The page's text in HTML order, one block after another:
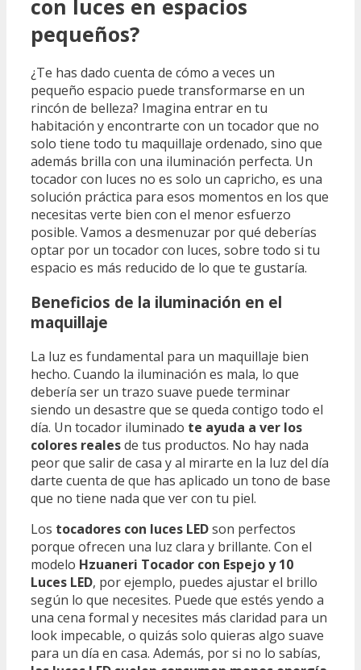
con luces en espacios
pequeños?
¿Te has dado cuenta de cómo a veces un
pequeño espacio puede transformarse en un
rincón de belleza? Imagina entrar en tu
habitación y encontrarte con un tocador que no
solo tiene todo tu maquillaje ordenado, sino que
además brilla con una iluminación perfecta. Un
tocador con luces no es solo un capricho, es una
solución práctica para esos momentos en los que
necesitas verte bien con el menor esfuerzo
posible. Vamos a desmenuzar por qué deberías
optar por un tocador con luces, sobre todo si tu
espacio es más reducido de lo que te gustaría.
Beneficios de la iluminación en el
maquillaje
La luz es fundamental para un maquillaje bien
hecho. Cuando la iluminación es mala, lo que
debería ser un trazo suave puede terminar
siendo un desastre que se queda contigo todo el
día. Un tocador iluminado te ayuda a ver los
colores realesde tus productos. No hay nada
peor que salir de casa y al mirarte en la luz del día
darte cuenta de que has aplicado un tono de base
que no tiene nada que ver con tu piel.
Los tocadores con luces LEDson perfectos
porque ofrecen una luz clara y brillante. Con el
modelo Hzuaneri Tocador con Espejo y 10
Luces LED, por ejemplo, puedes ajustar el brillo
según lo que necesites. Puede que estés yendo a
una cena formal y necesites más claridad para un
look impecable, o quizás solo quieras algo suave
para un día en casa. Además, por si no lo sabías,